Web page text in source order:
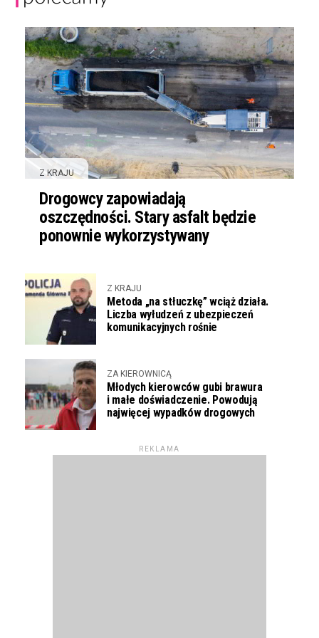
Z KRAJU
Drogowcy zapowiadają
oszczędności. Stary asfalt będzie
ponownie wykorzystywany
Z KRAJU
Metoda „na stłuczkę” wciąż działa.
Liczba wyłudzeń z ubezpieczeń
komunikacyjnych rośnie
ZA KIEROWNICĄ
Młodych kierowców gubi brawura
i małe doświadczenie. Powodują
najwięcej wypadków drogowych
REKLAMA